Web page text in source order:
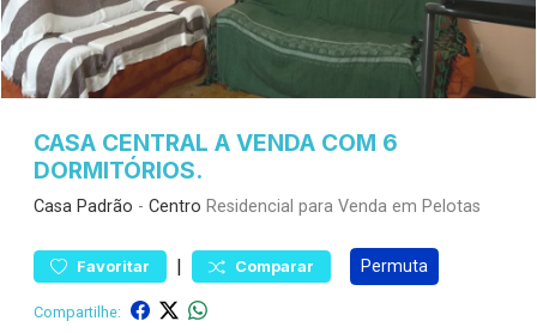
CASA CENTRAL A VENDA COM 6
DORMITÓRIOS.
Casa Padrão - Centro Residencial para Venda em Pelotas
Favoritar | Comparar Permuta
Compartilhe: